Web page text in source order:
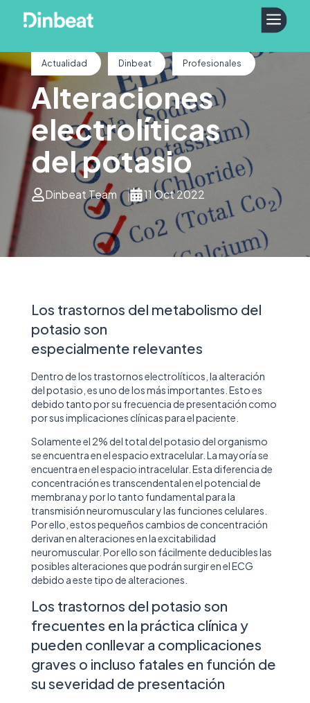
a
Actualidad Dinbeat Profesionales
Alteraciones
electrolíticas
del potasio
Dinbeat Team 11 Oct 2022
Los trastornos del metabolismo del
potasio son
especialmente relevantes
Dentro de los trastornos electrolíticos, la alteración
del potasio, es uno de los más importantes. Esto es
debido tanto por su frecuencia de presentación como
por sus implicaciones clínicas para el paciente.
Solamente el 2% del total del potasio del organismo
se encuentra en el espacio extracelular. La mayoría se
encuentra en el espacio intracelular. Esta diferencia de
concentración es transcendental en el potencial de
membrana y por lo tanto fundamental para la
transmisión neuromuscular y las funciones celulares.
Por ello, estos pequeños cambios de concentración
derivan en alteraciones en la excitabilidad
neuromuscular. Por ello son fácilmente deducibles las
posibles alteraciones que podrán surgir en el ECG
debido a este tipo de alteraciones.
Los trastornos del potasio son
frecuentes en la práctica clínica y
pueden conllevar a complicaciones
graves o incluso fatales en función de
su severidad de presentación